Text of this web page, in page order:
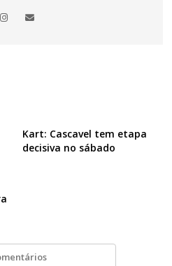
Kart: Cascavel tem etapa
decisiva no sábado